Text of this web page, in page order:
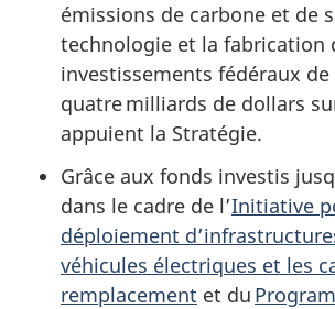
émissions de carbone et de
technologie et la fabrication
investissements fédéraux de
quatre milliards de dollars
appuient la Stratégie.
Grâce aux fonds investis
dans le cadre de l’Initiative
déploiement
véhicules électriques et les
remplacement et du